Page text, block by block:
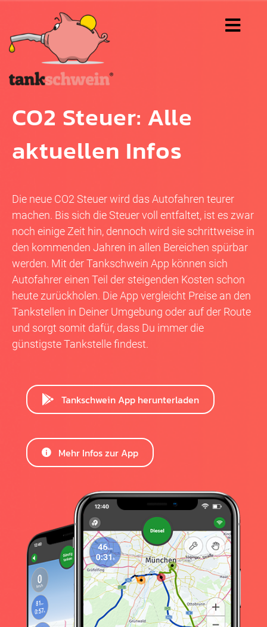
CO2 Steuer: Alle
aktuellen Infos
Die neue CO2 Steuer wird das Autofahren teurer
machen. Bis sich die Steuer voll entfaltet, ist es zwar
noch einige Zeit hin, dennoch wird sie schrittweise in
den kommenden Jahren in allen Bereichen spürbar
werden. Mit der Tankschwein App können sich
Autofahrer einen Teil der steigenden Kosten schon
heute zurückholen. Die App vergleicht Preise an den
Tankstellen in Deiner Umgebung oder auf der Route
und sorgt somit dafür, dass Du immer die
günstigste Tankstelle findest.
Tankschwein App herunterladen
Mehr Infos zur App